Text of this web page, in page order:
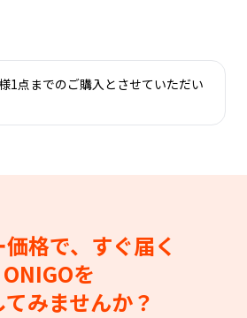
1点までのご購入とさせていただい
格で、すぐ届く
ONIGOを
みませんか？